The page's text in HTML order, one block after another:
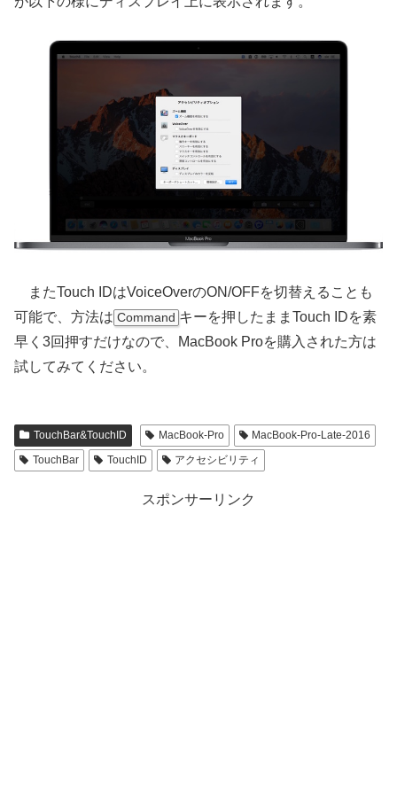
またTouch IDはVoiceOverのON/OFFを切替えることも
可能で、方法は Command キーを押したままTouch IDを素
早く3回押すだけなので、MacBook Proを購入された方は
試してみてください。
TouchBar&TouchID MacBook-Pro
MacBook-Pro-Late-2016
TouchBar
TouchID アクセシビリティ
スポンサーリンク